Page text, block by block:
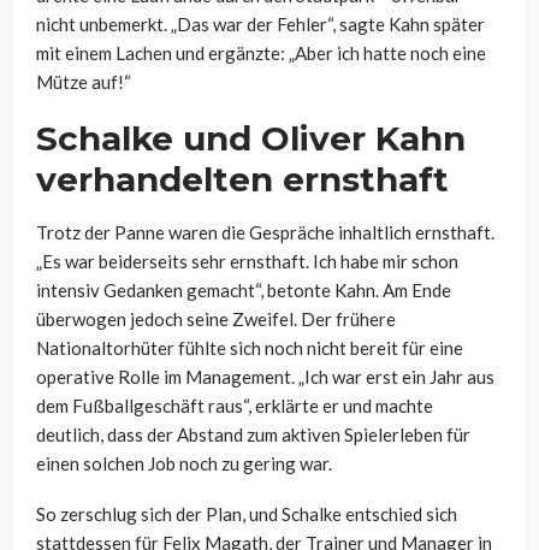
nicht unbemerkt. „Das war der Fehler“, sagte Kahn später
mit einem Lachen und ergänzte: „Aber ich hatte noch eine
Mütze auf!“
Schalke und Oliver Kahn
verhandelten ernsthaft
Trotz der Panne waren die Gespräche inhaltlich ernsthaft.
„Es war beiderseits sehr ernsthaft. Ich habe mir schon
intensiv Gedanken gemacht“, betonte Kahn. Am Ende
überwogen jedoch seine Zweifel. Der frühere
Nationaltorhüter fühlte sich noch nicht bereit für eine
operative Rolle im Management. „Ich war erst ein Jahr aus
dem Fußballgeschäft raus“, erklärte er und machte
deutlich, dass der Abstand zum aktiven Spielerleben für
einen solchen Job noch zu gering war.
So zerschlug sich der Plan, und Schalke entschied sich
stattdessen für Felix Magath, der Trainer und Manager in